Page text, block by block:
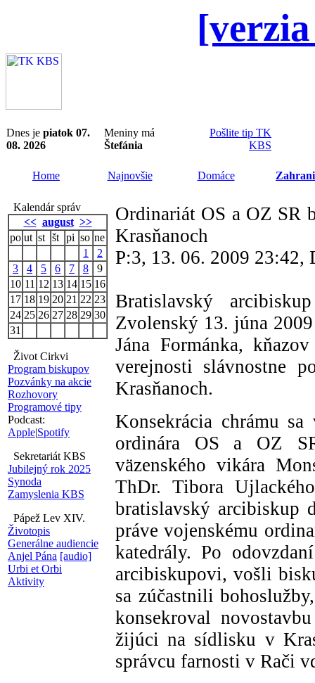
Dnes je piatok 07.
08. 2026
Meniny má
Štefánia
Pošlite tip TK
KBS
Home Najnovšie Domáce
Kalendár správ
<< august >>
po ut st št pi so ne
1
2
3
4 5 6 7 8
9
10 11 12 13 14 15 16
17 18 19 20 21 22 23
24 25 26 27 28 29 30
31
Život Cirkvi
Program biskupov
Pozvánky na akcie
Rozhovory
Programové tipy
Podcast:
Apple|Spotify
Sekretariát KBS
Jubilejný rok 2025
Synoda
Zamyslenia KBS
Pápež Lev XIV.
Životopis
Generálne audiencie
Anjel Pána [audio]
Urbi et Orbi
Aktivity
Ordinariát OS a OZ SR
Krasňanoch
P:3, 13. 06. 2009 23:42,
Bratislavský
Zvolenský 13. júna
Jána Formánka,
verejnosti slávnostne
Krasňanoch.
Konsekrácia chrámu
ordinára OS a OZ
väzenského vikára
ThDr. Tibora
bratislavský arcibiskup
práve vojenskému
katedrály. Po
arcibiskupovi, vošli
sa zúčastnili
konsekroval
žijúci na sídlisku v
správcu farnosti v Rači